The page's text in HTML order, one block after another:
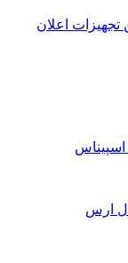
تجهیزات اعلان
اسپیناس
ارس